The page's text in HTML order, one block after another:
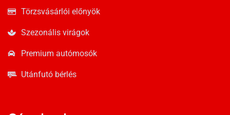
Törzsvásárlói előnyök
Szezonális virágok
Premium autómosók
Utánfutó bérlés